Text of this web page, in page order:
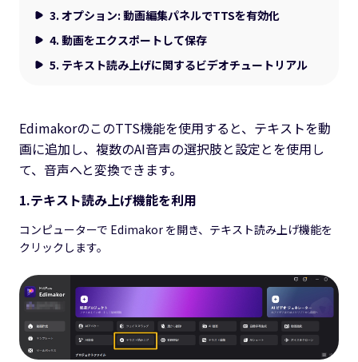
3. オプション: 動画編集パネルでTTSを有効化
4. 動画をエクスポートして保存
5. テキスト読み上げに関するビデオチュートリアル
EdimakorのこのTTS機能を使用すると、テキストを動
画に追加し、複数のAI音声の選択肢と設定とを使用し
て、音声へと変換できます。
1.テキスト読み上げ機能を利用
コンピューターで Edimakor を開き、テキスト読み上げ機能を
クリックします。